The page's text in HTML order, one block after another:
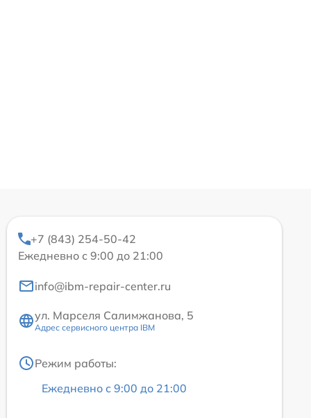
+7 (843) 254-50-42
Ежедневно с 9:00 до 21:00
info@ibm-repair-center.ru
ул. Марселя Салимжанова, 5
Адрес сервисного центра IBM
Режим работы:
Ежедневно с 9:00 до 21:00